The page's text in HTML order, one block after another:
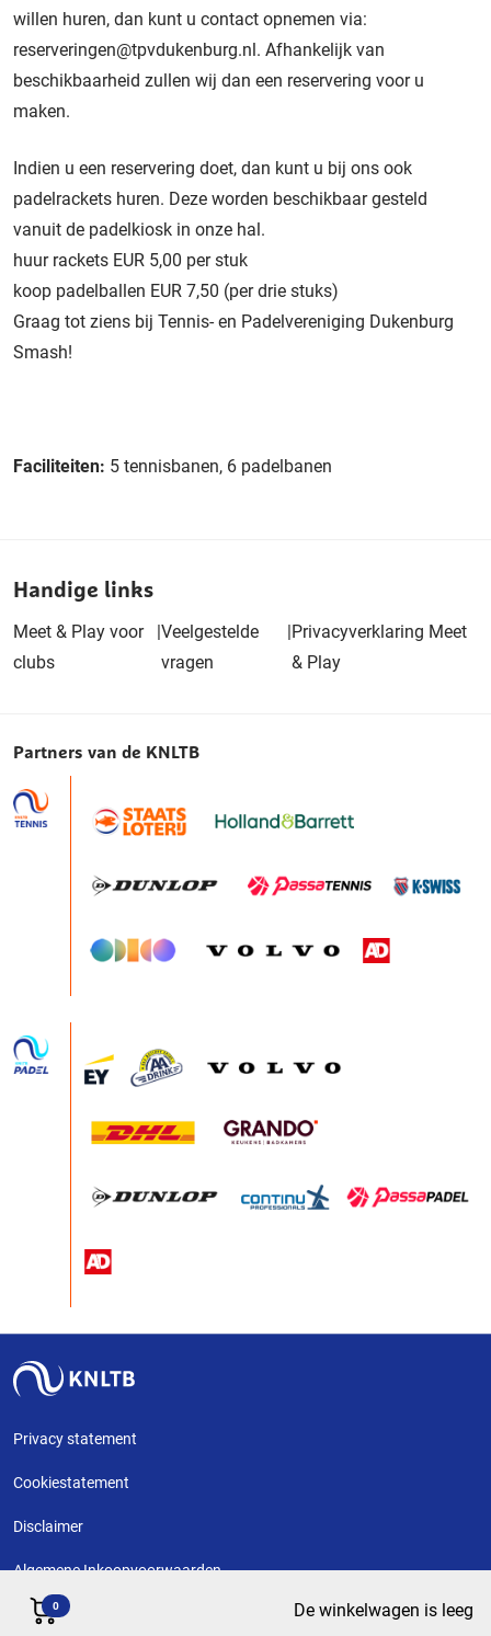
willen huren, dan kunt u contact opnemen via:
reserveringen@tpvdukenburg.nl. Afhankelijk van
beschikbaarheid zullen wij dan een reservering voor u
maken.
Indien u een reservering doet, dan kunt u bij ons ook
padelrackets huren. Deze worden beschikbaar gesteld
vanuit de padelkiosk in onze hal.
huur rackets EUR 5,00 per stuk
koop padelballen EUR 7,50 (per drie stuks)
Graag tot ziens bij Tennis- en Padelvereniging Dukenburg
Smash!
Faciliteiten: 5 tennisbanen, 6 padelbanen
Handige links
Meet & Play voor
clubs
|Veelgestelde
vragen
|Privacyverklaring Meet
& Play
0 De winkelwagen is leeg
Partners van de KNLTB
Privacy statement
Cookiestatement
Disclaimer
Algemene Inkoopvoorwaarden
Copyright KNLTB @ 2026